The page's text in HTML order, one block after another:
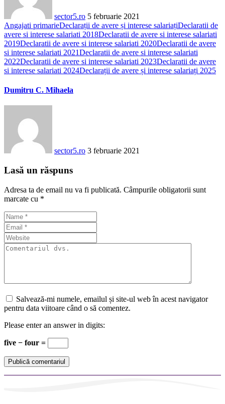
sector5.ro 5 februarie 2021
Angajati primarieDeclarații de avere și interese salariațiDeclaratii de
avere si interese salariati 2018Declaratii de avere si interese salariati
2019Declaratii de avere si interese salariati 2020Declaratii de avere
si interese salariati 2021Declaratii de avere si interese salariati
2022Declaratii de avere si interese salariati 2023Declaratii de avere
si interese salariati 2024Declarații de avere și interese salariați 2025
Dumitru C. Mihaela
sector5.ro 3 februarie 2021
Lasă un răspuns
Adresa ta de email nu va fi publicată. Câmpurile obligatorii sunt
marcate cu *
Salvează-mi numele, emailul și site-ul web în acest navigator
pentru data viitoare când o să comentez.
Please enter an answer in digits:
five − four =